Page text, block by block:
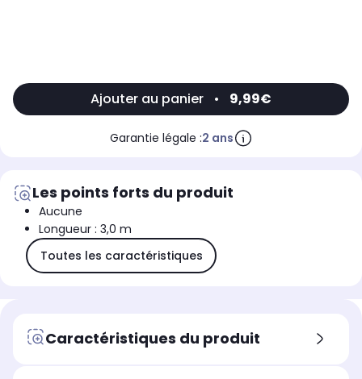
Ajouter au panier • 9,99€
Garantie légale :2 ans
Les points forts du produit
Aucune
Longueur : 3,0 m
Toutes les caractéristiques
Caractéristiques du produit